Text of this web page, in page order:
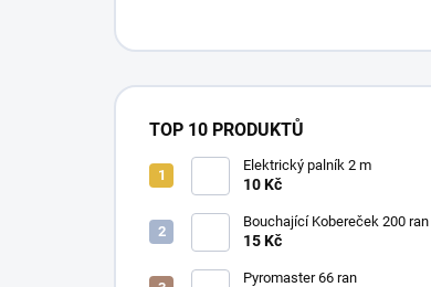
TOP 10 PRODUKTŮ
Elektrický palník 2 m
10 Kč
Bouchající Kobereček 200 ran
15 Kč
Pyromaster 66 ran